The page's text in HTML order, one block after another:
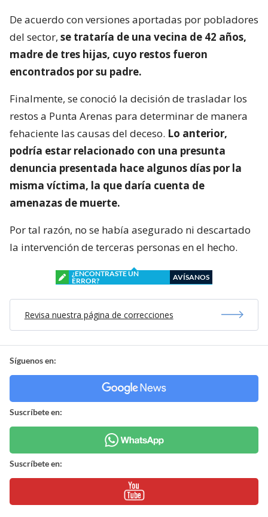
De acuerdo con versiones aportadas por pobladores
del sector, se trataría de una vecina de 42 años,
madre de tres hijas, cuyo restos fueron
encontrados por su padre.
Finalmente, se conoció la decisión de trasladar los
restos a Punta Arenas para determinar de manera
fehaciente las causas del deceso. Lo anterior,
podría estar relacionado con una presunta
denuncia presentada hace algunos días por la
misma víctima, la que daría cuenta de
amenazas de muerte.
Por tal razón, no se había asegurado ni descartado
la intervención de terceras personas en el hecho.
¿ENCONTRASTE UN
ERROR?
AVÍSANOS
Revisa nuestra página de correcciones
Síguenos en:
Suscríbete en:
Suscríbete en: